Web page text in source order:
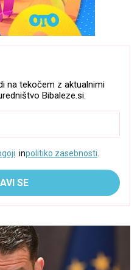
na tekočem z aktualnimi
Bibaleze.si.
inpolitiko zasebnosti.
SE